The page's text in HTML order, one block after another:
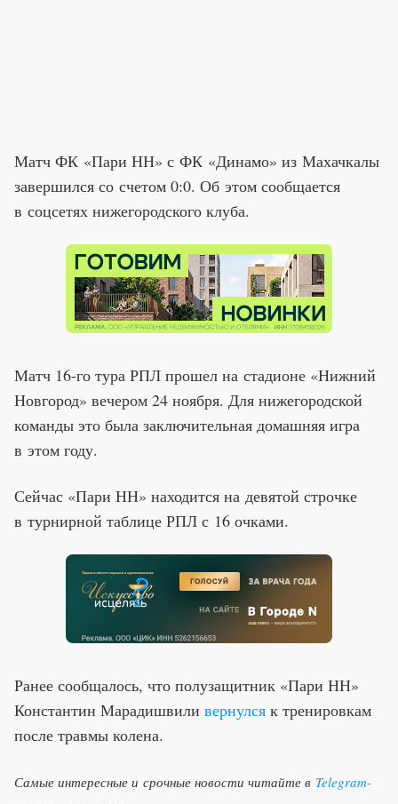
Матч ФК «Пари НН» с ФК «Динамо» из Махачкалы
завершился со счетом 0:0. Об этом сообщается
в соцсетях нижегородского клуба.
Матч 16-го тура РПЛ прошел на стадионе «Нижний
Новгород» вечером 24 ноября. Для нижегородской
команды это была заключительная домашняя игра
в этом году.
Сейчас «Пари НН» находится на девятой строчке
в турнирной таблице РПЛ с 16 очками.
Ранее сообщалось, что полузащитник «Пари НН»
Константин Марадишвили вернулся к тренировкам
после травмы колена.
Самые интересные и срочные новости читайте в Telegram-